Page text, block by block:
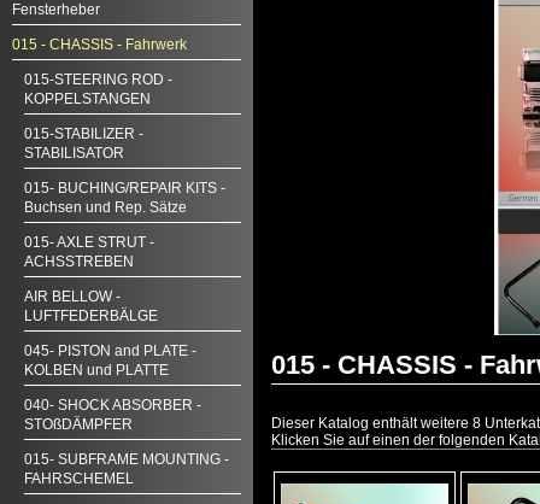
Fensterheber
015 - CHASSIS - Fahrwerk
015-STEERING ROD -
KOPPELSTANGEN
015-STABILIZER -
STABILISATOR
015- BUCHING/REPAIR KITS -
Buchsen und Rep. Sätze
015- AXLE STRUT -
ACHSSTREBEN
AIR BELLOW -
LUFTFEDERBÄLGE
045- PISTON and PLATE -
KOLBEN und PLATTE
040- SHOCK ABSORBER -
STOßDÄMPFER
015- SUBFRAME MOUNTING -
FAHRSCHEMEL
015 - CHASSIS -
Dieser Katalog enthält weitere 8
Klicken Sie auf einen der folgenden